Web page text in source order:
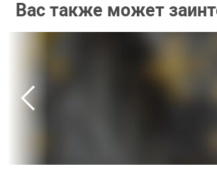
Вас также может